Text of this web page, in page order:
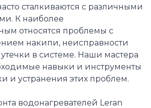
сталкиваются с различными
К наиболее
относятся проблемы с
накипи, неисправности
в системе. Наши мастера
навыки и инструменты
и устранения этих проблем.
водонагревателей Leran